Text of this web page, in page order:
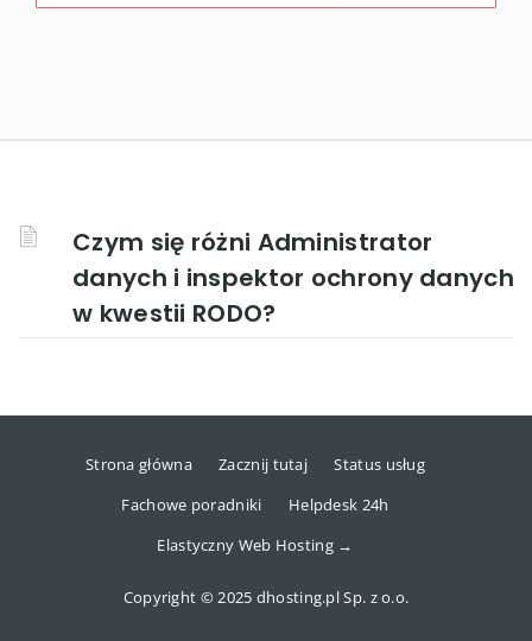
Czym się różni Administrator
danych i inspektor ochrony danych
w kwestii RODO?
Strona główna Zacznij tutaj
Status usług
Fachowe poradniki
Helpdesk 24h
Elastyczny Web Hosting →
Copyright © 2025 dhosting.pl Sp. z o.o.